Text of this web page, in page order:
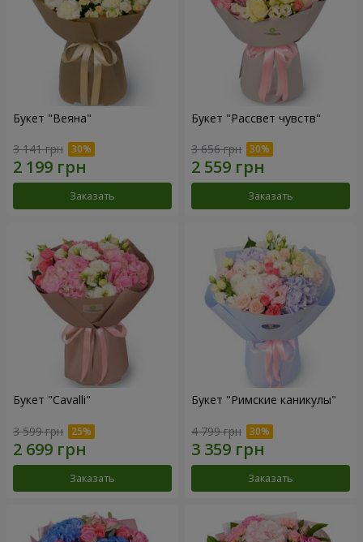
Букет "Веяна"
3 141 грн
Заказать
Букет "Рассвет чувств"
3 656 грн
Заказать
Букет "Cаvalli"
3 599 грн
Заказать
Букет "Римские каникулы"
4 799 грн
Заказать